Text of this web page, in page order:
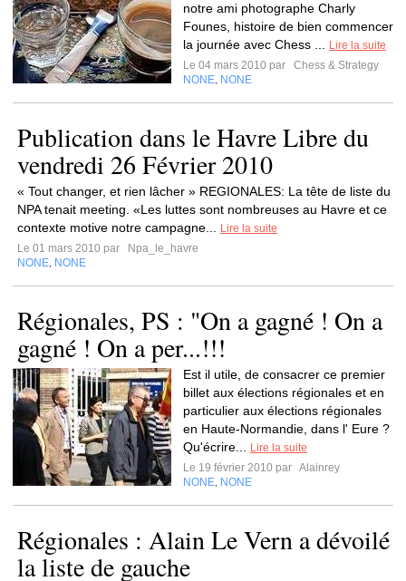
notre ami photographe Charly
Founes, histoire de bien commencer
la journée avec Chess ...
Lire la suite
Le 04 mars 2010 par
Chess & Strategy
NONE NONE
Publication dans le Havre Libre du
vendredi 26 Février 2010
« Tout changer, et rien lâcher » REGIONALES: La tête de liste du
NPA tenait meeting. «Les luttes sont nombreuses au Havre et ce
contexte motive notre campagne...
Lire la suite
Le 01 mars 2010 par
Npa_le_havre
NONE NONE
Régionales, PS : "On a gagné ! On a
gagné ! On a per...!!!
Est il utile, de consacrer ce premier
billet aux élections régionales et en
particulier aux élections régionales
en Haute-Normandie, dans l' Eure ?
Qu'écrire...
Lire la suite
Le 19 février 2010 par Alainrey
NONE NONE
Régionales : Alain Le Vern a dévoilé
la liste de gauche